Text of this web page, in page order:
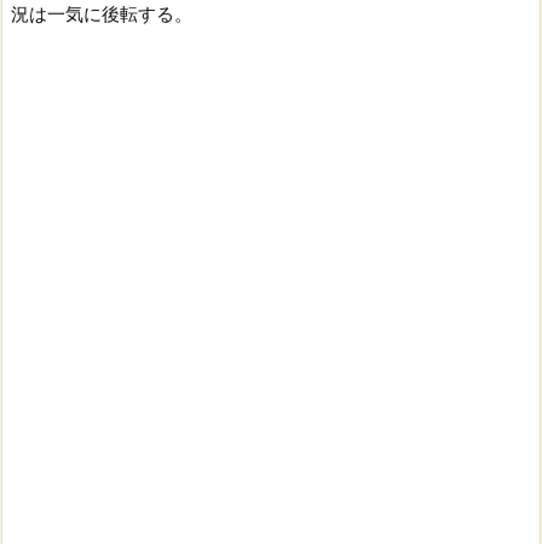
況は一気に後転する。